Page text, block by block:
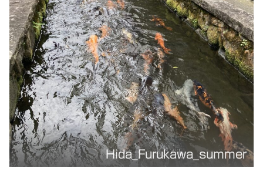
Hida_Furukawa_summer